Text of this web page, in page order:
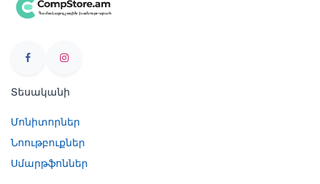
Տեսականի
Մոնիտորներ
Նոութբուքներ
Սմարթֆոններ